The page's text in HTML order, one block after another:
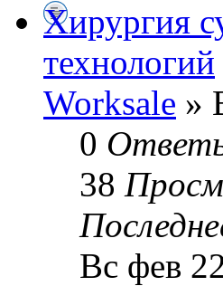
Хирургия
технологий
Worksale »
0
38
Вс фев